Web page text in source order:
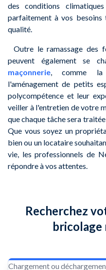
des conditions
parfaitement à vos besoins
qualité.
Outre le ramassage des
peuvent également se
maçonnerie, comme la
l'aménagement de petits
polycompétence et leur
veiller à l'entretien de votre
que chaque tâche sera
Que vous soyez un
bien ou un locataire
vie, les professionnels de
répondre à vos attentes.
Recherchez
bricolage